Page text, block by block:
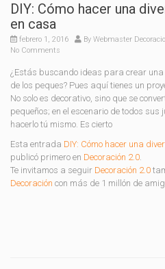
DIY: Cómo hacer una
en casa
febrero 1, 2016 By Webmaster
No Comments
¿Estás buscando ideas para crear
de los peques? Pues aquí tienes un
No solo es decorativo, sino que se
pequeños; en el escenario de todos sus
hacerlo tú mismo. Es cierto
Esta entrada DIY: Cómo hacer una
publicó primero en Decoración 2.0.
Te invitamos a seguir Decoración 2.0
Decoración con más de 1 millón de